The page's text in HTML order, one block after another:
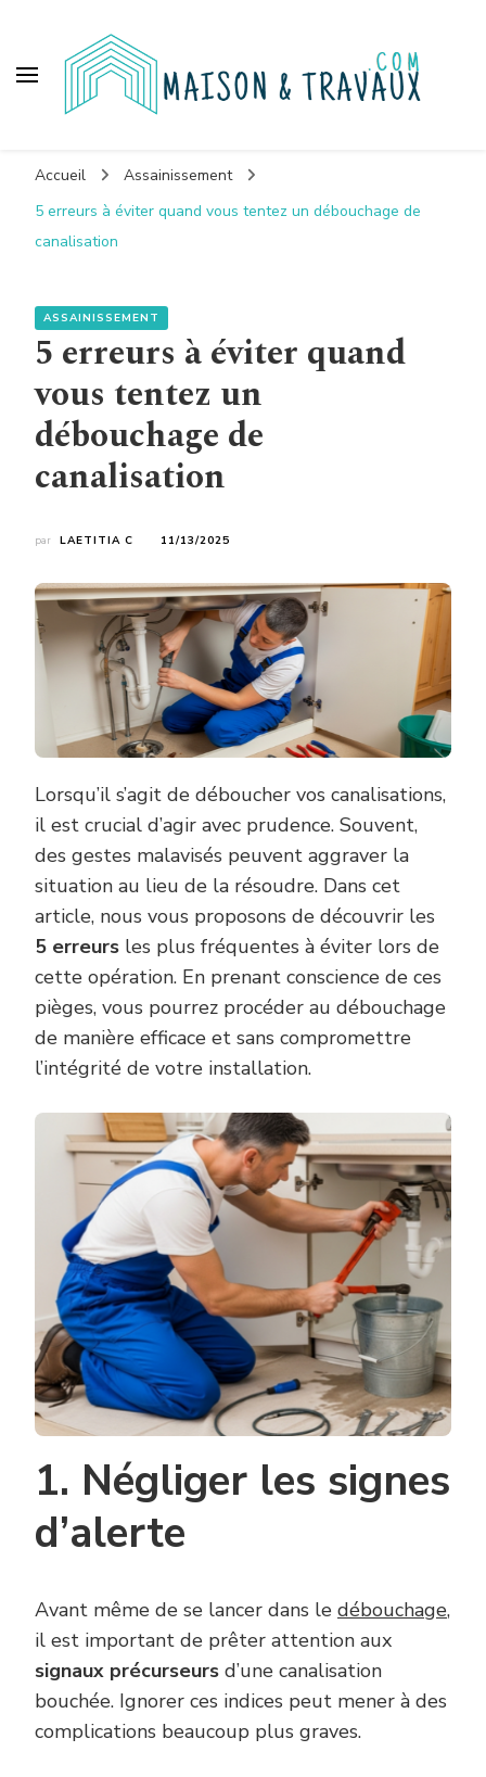
Accueil
Assainissement
5 erreurs à éviter quand vous tentez un débouchage de
canalisation
ASSAINISSEMENT
5 erreurs à éviter quand
vous tentez un
débouchage de
canalisation
par LAETITIA C 11/13/2025
Lorsqu’il s’agit de déboucher vos canalisations,
il est crucial d’agir avec prudence. Souvent,
des gestes malavisés peuvent aggraver la
situation au lieu de la résoudre. Dans cet
article, nous vous proposons de découvrir les
5 erreurs les plus fréquentes à éviter lors de
cette opération. En prenant conscience de ces
pièges, vous pourrez procéder au débouchage
de manière efficace et sans compromettre
l’intégrité de votre installation.
1. Négliger les signes
d’alerte
Avant même de se lancer dans le débouchage,
il est important de prêter attention aux
signaux précurseurs d’une canalisation
bouchée. Ignorer ces indices peut mener à des
complications beaucoup plus graves.